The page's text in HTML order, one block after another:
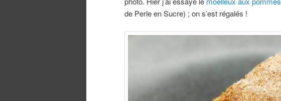
de Perle en Sucre) ; on s’est régalés !